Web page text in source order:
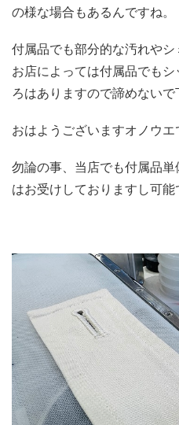
の様な場合もあるんですね。
付属品でも部分的な汚れやシ
お店によっては付属品でも
ろはありますので諦めないで
おはようございますオノウエ
勿論の事、当店でも付属品
はお受けしておりますし可能